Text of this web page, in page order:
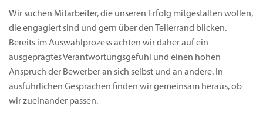
Wir suchen Mitarbeiter, die unseren Erfolg mitgestalten wollen,
die engagiert sind und gern über den Tellerrand blicken.
Bereits im Auswahlprozess achten wir daher auf ein
ausgeprägtes Verantwortungsgefühl und einen hohen
Anspruch der Bewerber an sich selbst und an andere. In
ausführlichen Gesprächen finden wir gemeinsam heraus, ob
wir zueinander passen.